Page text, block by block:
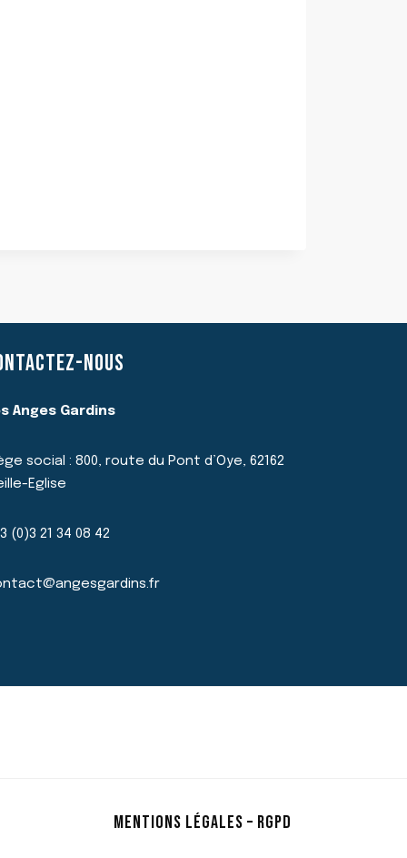
NOUS
Anges Gardins
social : 800, route du Pont d’Oye, 62162
Eglise
(0)3 21 34 08 42
MENTIONS LÉGALES – RGPD